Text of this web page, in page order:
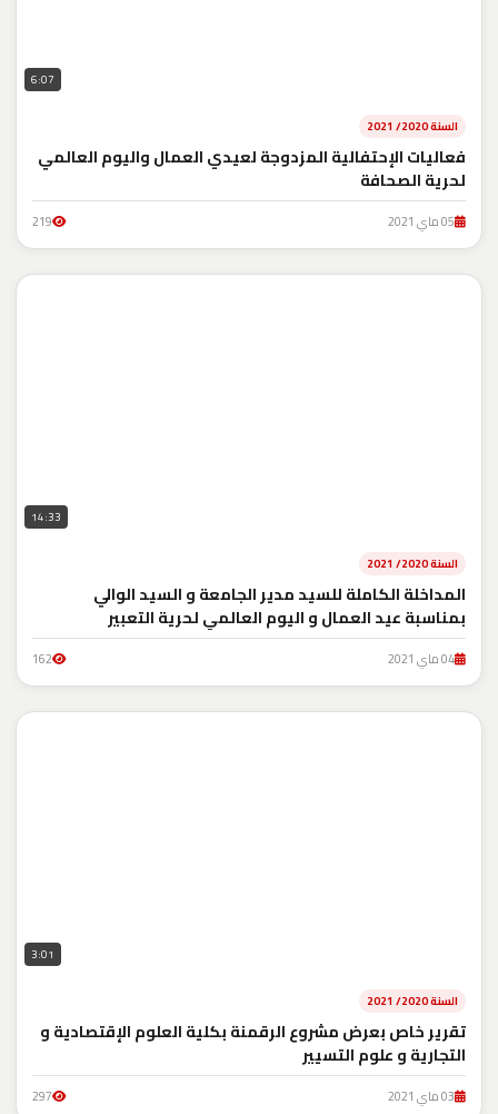
6:07
السنة 2020/ 2021
فعاليات الإحتفالية المزدوجة لعيدي العمال واليوم العالمي
لحرية الصحافة
05 ماي 2021 219
14:33
السنة 2020/ 2021
المداخلة الكاملة للسيد مدير الجامعة و السيد الوالي
بمناسبة عيد العمال و اليوم العالمي لحرية التعبير
04 ماي 2021 162
3:01
السنة 2020/ 2021
تقرير خاص بعرض مشروع الرقمنة بكلية العلوم الإقتصادية و
التجارية و علوم التسيير
03 ماي 2021 297